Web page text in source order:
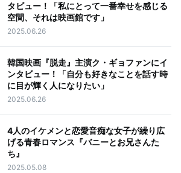
タビュー！「私にとって一番幸せを感じる
空間、それは映画館です」
2025.06.26
韓国映画『脱走』主演ク・ギョファンにイ
ンタビュー！「自分も好きなことを話す時
に目が輝く人になりたい」
2025.06.26
4人のイケメンと恋愛音痴な女子が繰り広
げる青春ロマンス『バニーとお兄さんた
ち』
2025.05.08